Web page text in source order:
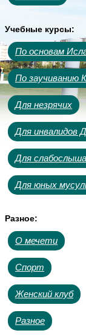
Учебные курсы:
По основам
По заучиванию
Для незрячих
Для инвалидов
Для
Для юных
Разное:
О мечети
Спорт
Женский клуб
Разное